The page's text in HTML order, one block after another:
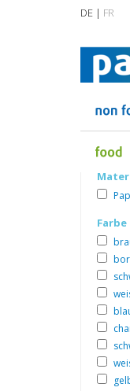
DE | FR
Startseite
Farbe